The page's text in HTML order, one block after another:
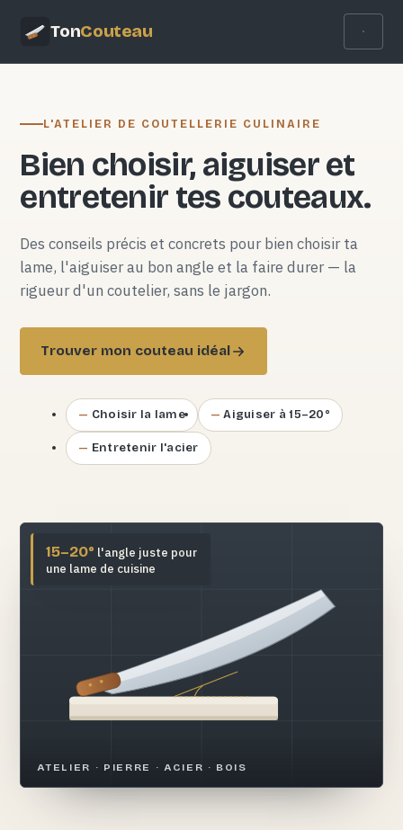
TonCouteau
L'ATELIER DE COUTELLERIE CULINAIRE
Bien choisir, aiguiser et
entretenir tes couteaux.
Des conseils précis et concrets pour bien choisir ta
lame, l'aiguiser au bon angle et la faire durer — la
rigueur d'un coutelier, sans le jargon.
Trouver mon couteau idéal
Choisir la lame Aiguiser à 15–20°
Entretenir l'acier
ATELIER · PIERRE · ACIER · BOIS
15–20° l'angle juste pour
une lame de cuisine